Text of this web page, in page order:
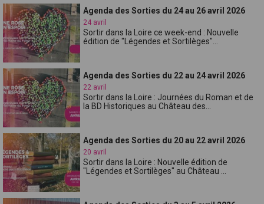
Agenda des Sorties du 24 au 26 avril 2026
24 avril
Sortir dans la Loire ce week-end : Nouvelle
édition de "Légendes et Sortilèges"...
Agenda des Sorties du 22 au 24 avril 2026
22 avril
Sortir dans la Loire : Journées du Roman et de
la BD Historiques au Château des...
Agenda des Sorties du 20 au 22 avril 2026
20 avril
Sortir dans la Loire : Nouvelle édition de
"Légendes et Sortilèges" au Château ...